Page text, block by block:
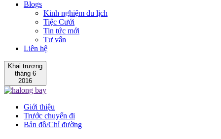
Blogs
Kinh nghiệm du lịch
Tiệc Cưới
Tin tức mới
Tư vấn
Liên hệ
Khai trương
tháng 6
2016
Giới thiệu
Trước chuyến đi
Bản đồ/Chỉ đường